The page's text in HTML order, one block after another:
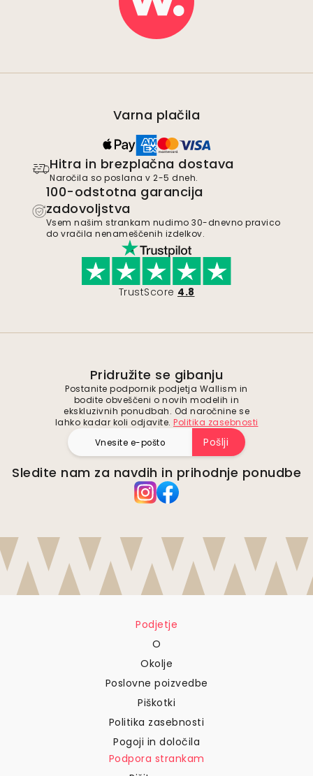
Varna plačila
Hitra in brezplačna dostava
Naročila so poslana v 2-5 dneh.
100-odstotna garancija
zadovoljstva
Vsem našim strankam nudimo 30-dnevno pravico
do vračila nenameščenih izdelkov.
TrustScore 4.8
Pridružite se gibanju
Postanite podpornik podjetja Wallism in
bodite obveščeni o novih modelih in
ekskluzivnih ponudbah. Od naročnine se
lahko kadar koli odjavite. Politika zasebnosti
Pošlji
Sledite nam za navdih in prihodnje ponudbe
Podjetje
O
Okolje
Poslovne poizvedbe
Piškotki
Politika zasebnosti
Pogoji in določila
Podpora strankam